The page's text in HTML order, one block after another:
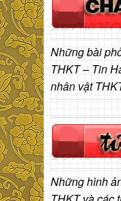
Những bài
THKT – Tin
nhân vật
Những hình